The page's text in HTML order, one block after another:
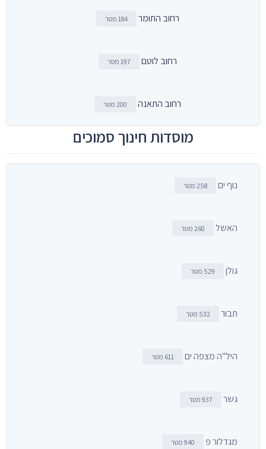
רחוב התומר 184 מטר
רחוב לוטם 197 מטר
רחוב התאנה 200 מטר
מוסדות חינוך סמוכים
נוף ים 258 מטר
האשל 260 מטר
גולן 529 מטר
תבור 532 מטר
היל"ה מצפה ים 611 מטר
גשר 937 מטר
מגדלור פ 940 מטר